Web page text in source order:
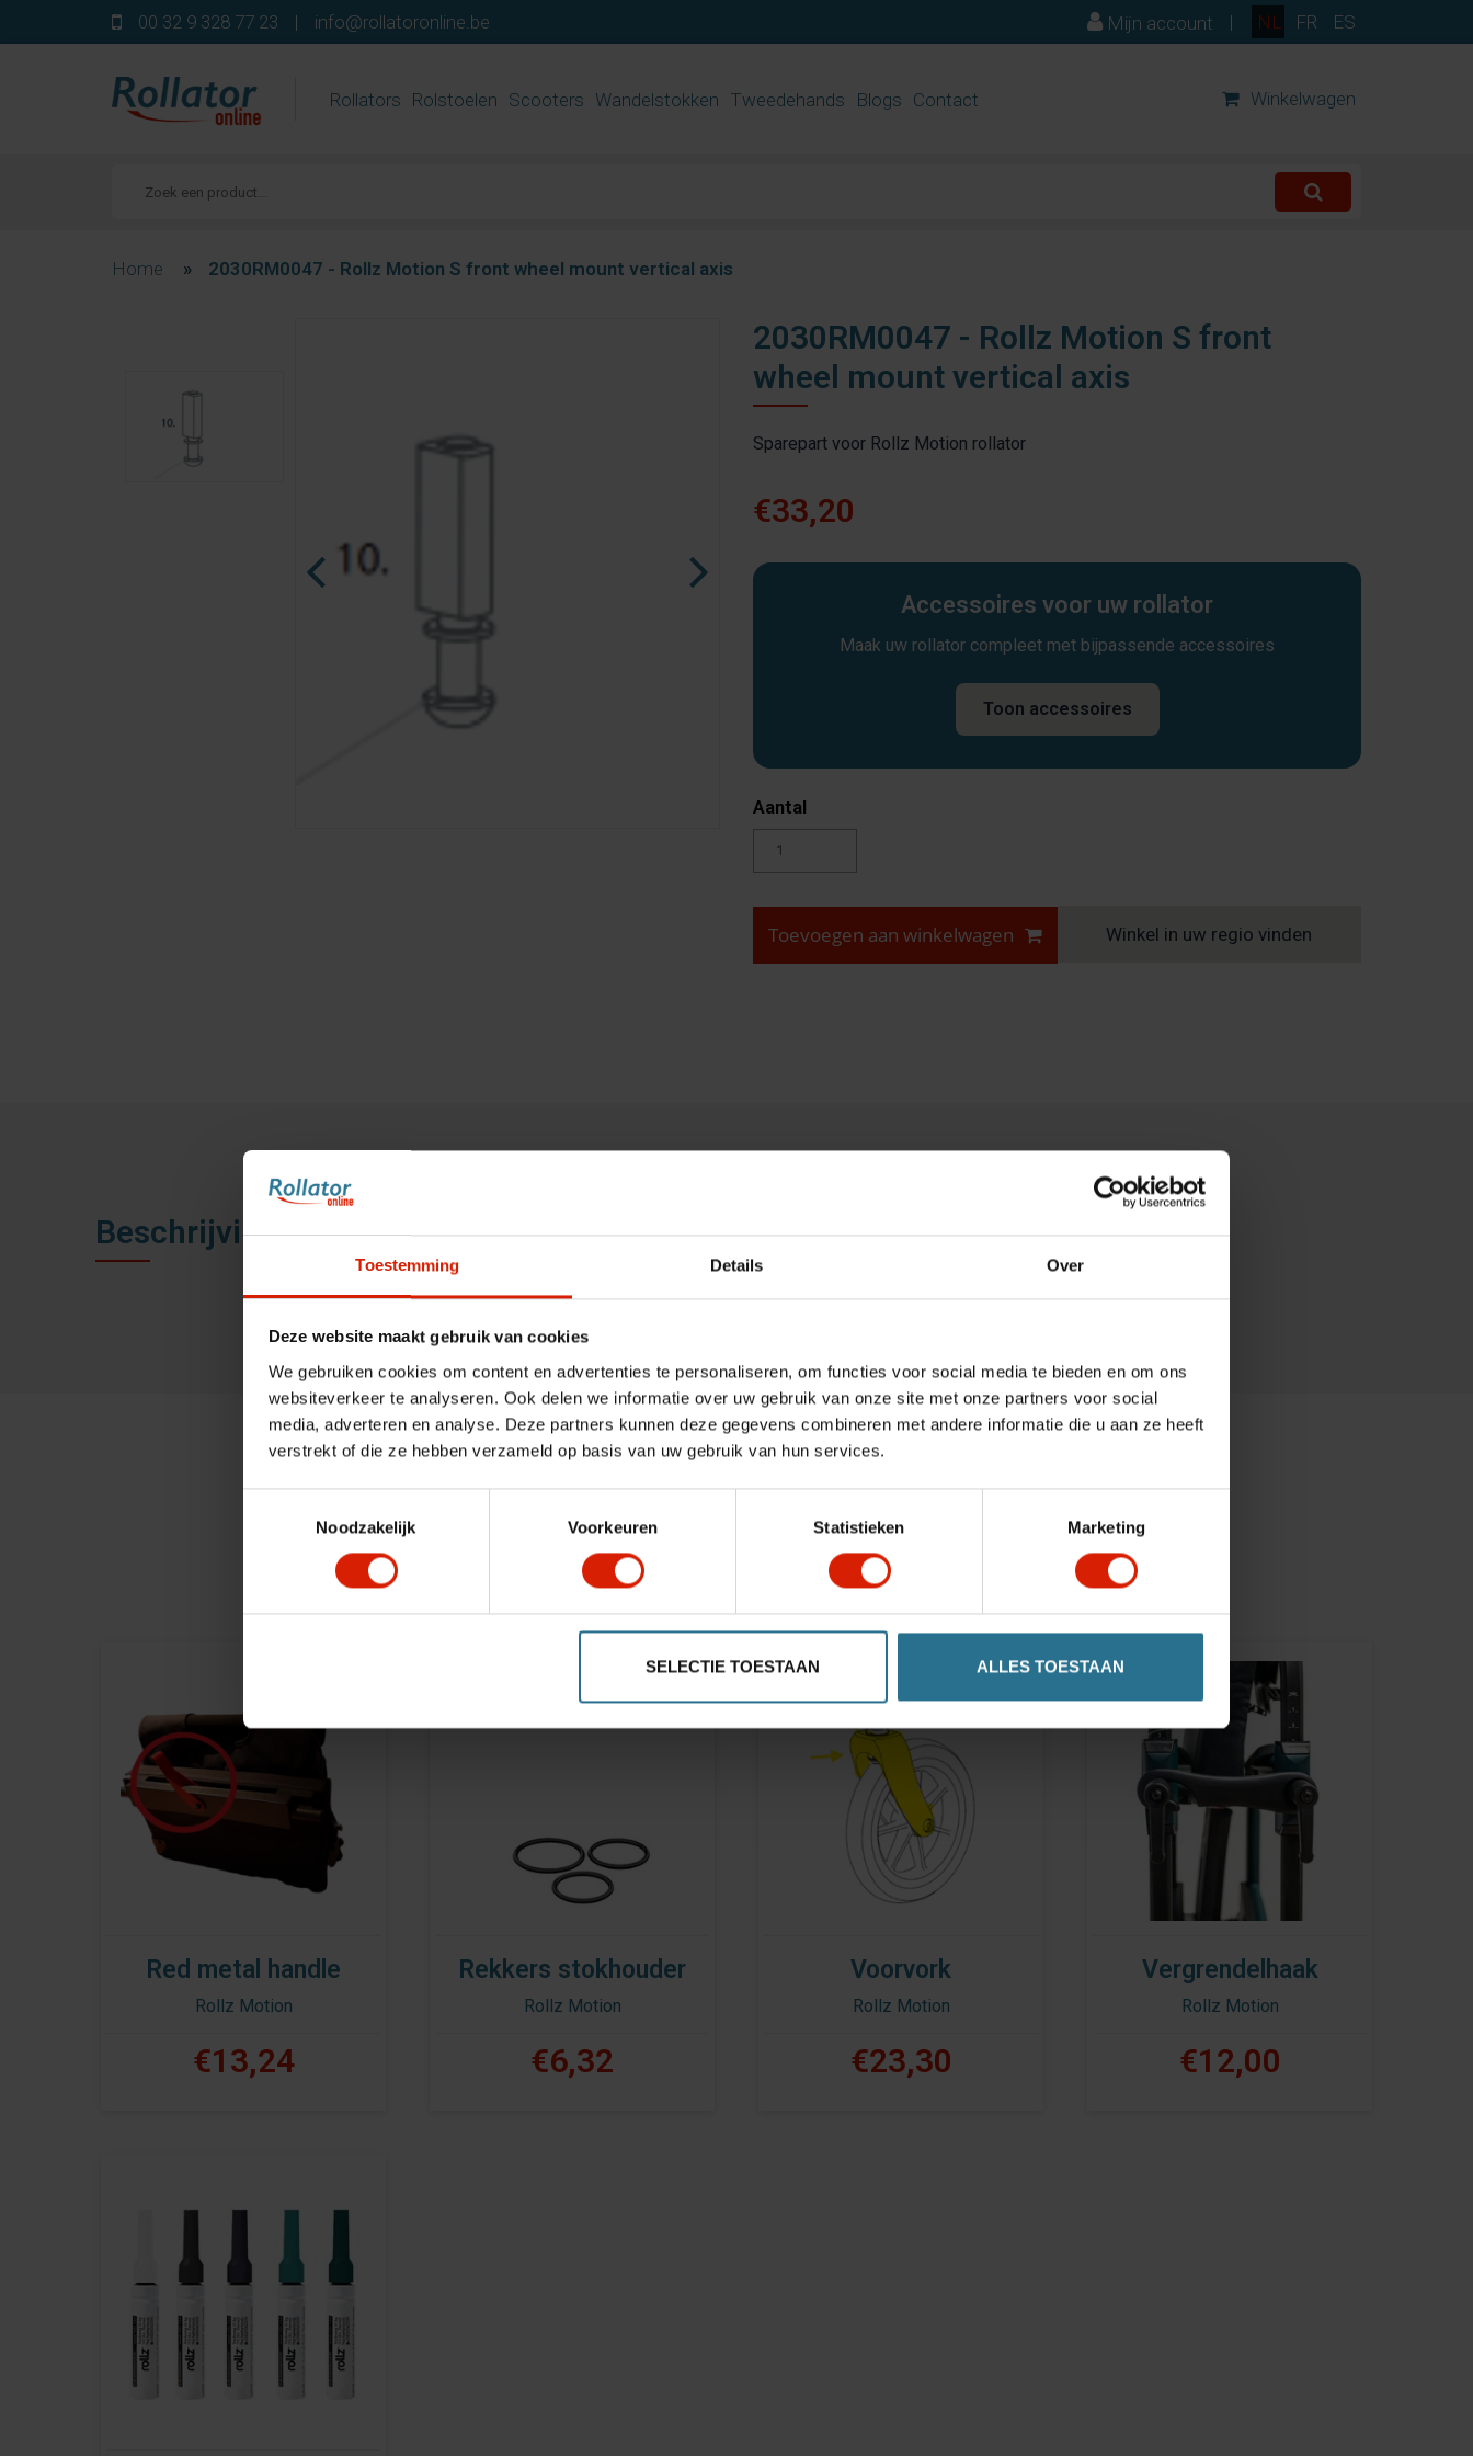
Toestemming Details Over
Deze website maakt gebruik van cookies
We gebruiken cookies om content en advertenties te personaliseren, om functies voor social media te bieden en om ons
websiteverkeer te analyseren. Ook delen we informatie over uw gebruik van onze site met onze partners voor social
media, adverteren en analyse. Deze partners kunnen deze gegevens combineren met andere informatie die u aan ze heeft
verstrekt of die ze hebben verzameld op basis van uw gebruik van hun services.
Noodzakelijk
Voorkeuren Statistieken Marketing
SELECTIE TOESTAAN ALLES TOESTAAN
00 32 9 328 77 23 | info@rollatoronline.be NL FR ES
Mijn account |
Rollators Rolstoelen Scooters Wandelstokken Tweedehands Blogs Contact Winkelwagen
Home » 2030RM0047 - Rollz Motion S front wheel mount vertical axis
2030RM0047 - Rollz Motion S front
wheel mount vertical axis
Sparepart voor Rollz Motion rollator
€33,20
Accessoires voor uw rollator
Maak uw rollator compleet met bijpassende accessoires
Toon accessoires
Aantal
Toevoegen aan winkelwagen Winkel in uw regio vinden
Beschrijving
Accessoires
Red metal handle
Rollz Motion
€13,24
Rekkers stokhouder
Rollz Motion
€6,32
Voorvork
Rollz Motion
€23,30
Vergrendelhaak
Rollz Motion
€12,00